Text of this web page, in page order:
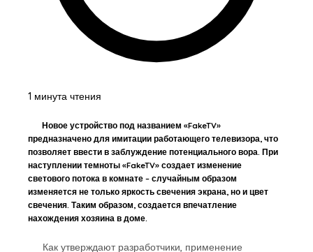
1 минута чтения
Новое устройство под названием «FakeTV»
предназначено для имитации работающего телевизора, что
позволяет ввести в заблуждение потенциального вора. При
наступлении темноты «FakeTV» создает изменение
светового потока в комнате – случайным образом
изменяется не только яркость свечения экрана, но и цвет
свечения. Таким образом, создается впечатление
нахождения хозяина в доме.
Как утверждают разработчики, применение